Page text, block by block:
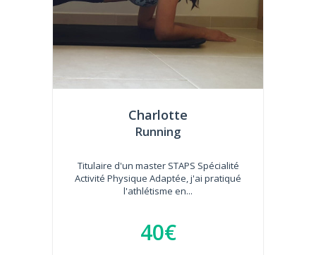
Charlotte
Running
Titulaire d'un master STAPS Spécialité
Activité Physique Adaptée, j'ai pratiqué
l'athlétisme en...
40€